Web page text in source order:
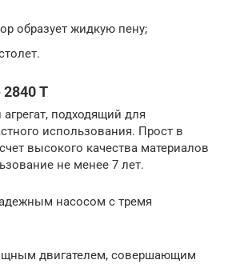
образует жидкую пену;
T
подходящий для
использования. Прост в
высокого качества материалов
не менее 7 лет.
насосом с тремя
двигателем, совершающим